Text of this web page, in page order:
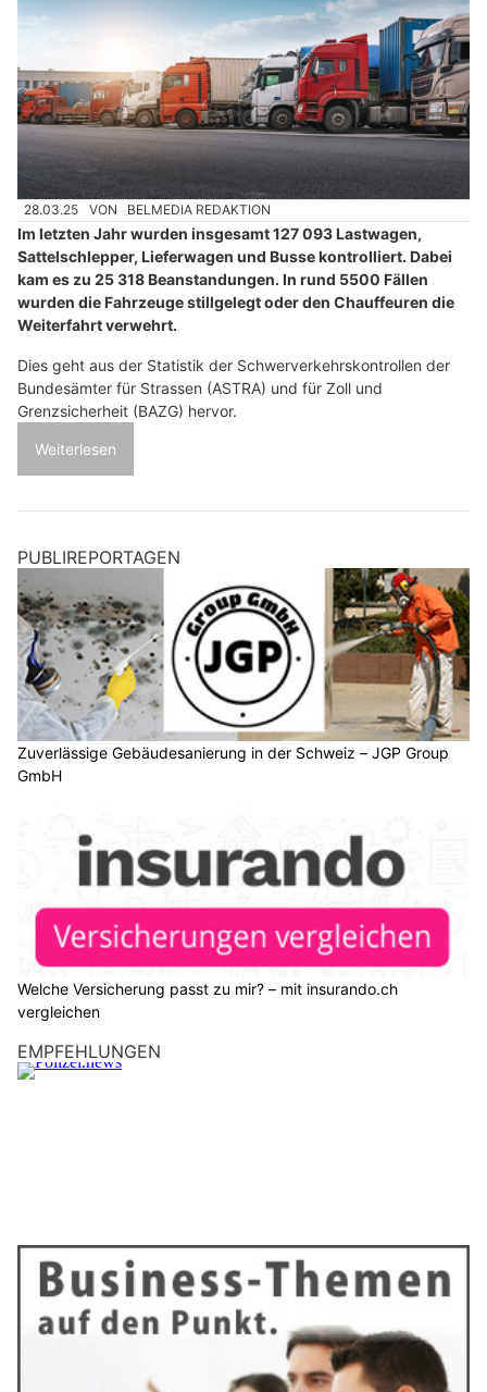
28.03.25 VON BELMEDIA REDAKTION
Im letzten Jahr wurden insgesamt 127 093 Lastwagen,
Sattelschlepper, Lieferwagen und Busse kontrolliert. Dabei
kam es zu 25 318 Beanstandungen. In rund 5500 Fällen
wurden die Fahrzeuge stillgelegt oder den Chauffeuren die
Weiterfahrt verwehrt.
Dies geht aus der Statistik der Schwerverkehrskontrollen der
Bundesämter für Strassen (ASTRA) und für Zoll und
Grenzsicherheit (BAZG) hervor.
Weiterlesen
PUBLIREPORTAGEN
Zuverlässige Gebäudesanierung in der Schweiz – JGP Group
GmbH
Welche Versicherung passt zu mir? – mit insurando.ch
vergleichen
EMPFEHLUNGEN